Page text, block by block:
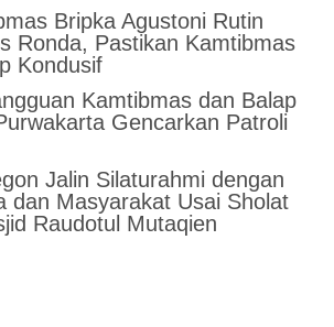
Bripka Agustoni Rutin
Ronda, Pastikan Kamtibmas
Kondusif
Kamtibmas dan Balap
Gencarkan Patroli
Jalin Silaturahmi dengan
dan Masyarakat Usai Sholat
Raudotul Mutaqien